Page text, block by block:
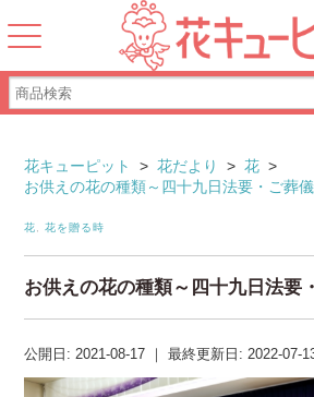
花キューピット > 花だより > 花 >
お供えの花の種類～四十九日法要・ご葬
花 ,花を贈る時
お供えの花の種類～四十九日法要
公開日:2021-08-17 ｜最終更新日:2022-07-